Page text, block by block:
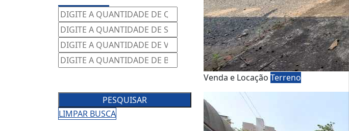
PESQUISAR
LIMPAR BUSCA
Venda e Locação Terreno